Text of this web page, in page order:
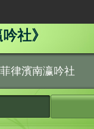
社》
律濱南瀛吟社